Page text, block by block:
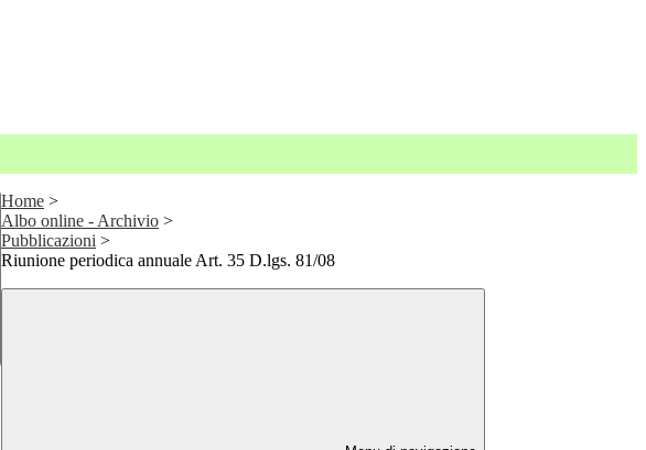
Home >
Albo online - Archivio >
Pubblicazioni >
Riunione periodica annuale Art. 35 D.lgs. 81/08